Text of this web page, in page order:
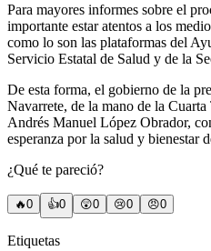
Para mayores informes sobre el
importante estar atentos a los
como lo son las plataformas del
Servicio Estatal de Salud y de la
De esta forma, el gobierno de la
Navarrete, de la mano de la
Andrés Manuel López Obrador,
esperanza por la salud y bienestar
¿Qué te pareció?
🔥0 👍0 😲0 😢0 😠0
Etiquetas